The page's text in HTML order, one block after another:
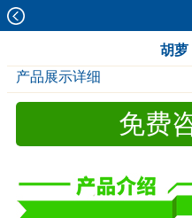
胡萝
产品展示详细
免费